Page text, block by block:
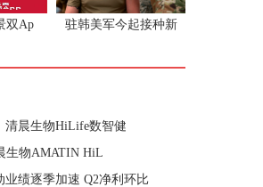
双Ap 驻韩美军今起接种新
清晨生物HiLife数智健
生物AMATIN HiL
业绩逐季加速 Q2净利环比